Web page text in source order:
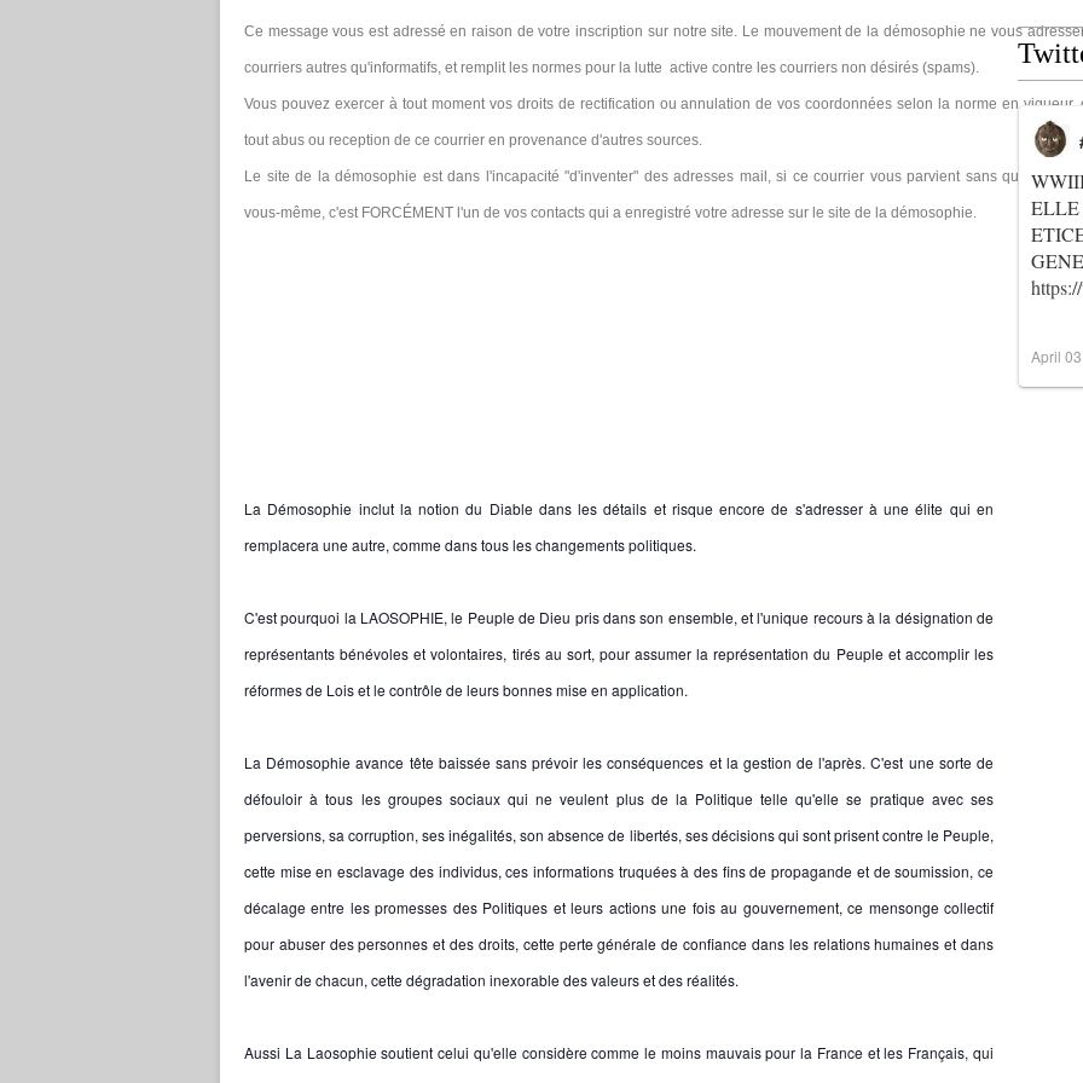
Ce message vous est adressé en raison de votre inscription sur notre site. Le mouvement de la démosophie ne vous
courriers autres qu'informatifs, et remplit les normes pour la lutte active contre les courriers non désirés (spams).
Vous pouvez exercer à tout moment vos droits de rectification ou annulation de vos coordonnées selon la norme en vigueur,
tout abus ou reception de ce courrier en provenance d'autres sources.
Le site de la démosophie est dans l'incapacité "d'inventer" des adresses mail, si ce courrier vous parvient sans que vous
vous-même, c'est FORCÉMENT l'un de vos contacts qui a enregistré votre adresse sur le site de la démosophie.
La Démosophie inclut la notion du Diable dans les détails et risque encore de s'adresser à une élite qui en
remplacera une autre, comme dans tous les changements politiques.
C'est pourquoi la LAOSOPHIE, le Peuple de Dieu pris dans son ensemble, et l'unique recours à la désignation de
représentants bénévoles et volontaires, tirés au sort, pour assumer la représentation du Peuple et accomplir les
réformes de Lois et le contrôle de leurs bonnes mise en application.
La Démosophie avance tête baissée sans prévoir les conséquences et la gestion de l'après. C'est une sorte de
défouloir à tous les groupes sociaux qui ne veulent plus de la Politique telle qu'elle se pratique avec ses
perversions, sa corruption, ses inégalités, son absence de libertés, ses décisions qui sont prisent contre le Peuple,
cette mise en esclavage des individus, ces informations truquées à des fins de propagande et de soumission, ce
décalage entre les promesses des Politiques et leurs actions une fois au gouvernement, ce mensonge collectif
pour abuser des personnes et des droits, cette perte générale de confiance dans les relations humaines et dans
l'avenir de chacun, cette dégradation inexorable des valeurs et des réalités.
Aussi La Laosophie soutient celui qu'elle considère comme le moins mauvais pour la France et les Français, qui
ELLE
April